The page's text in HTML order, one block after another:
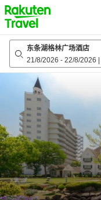
to
top
page
东条湖格林广场酒店
21/8/2026 - 22/8/2026